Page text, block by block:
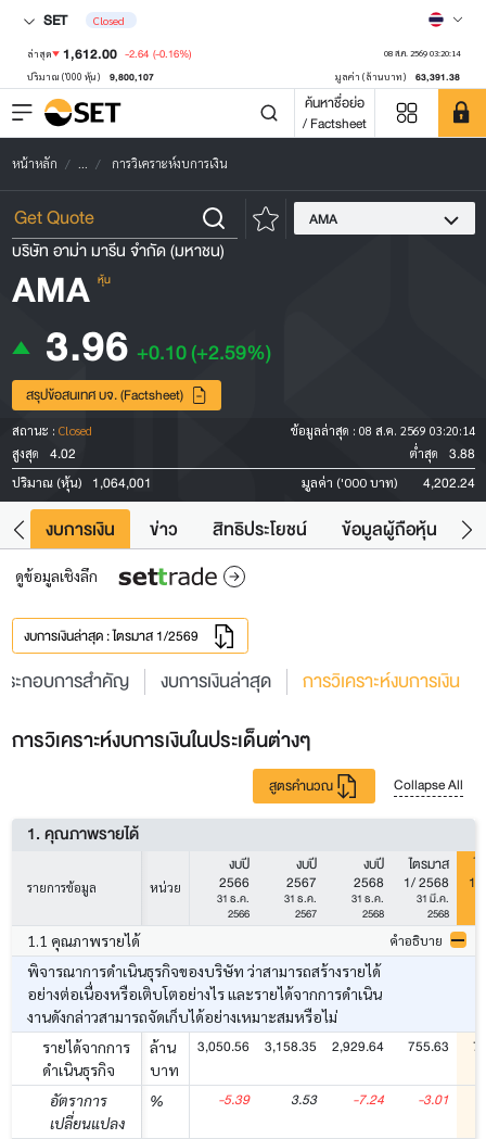
SET Closed
ล่าสุด 1,612.00 -2.64 (-0.16%) 08 ส.ค. 2569 03:20:14
ปริมาณ ('000 หุ้น) 9,800,107 มูลค่า (ล้านบาท) 63,391.38
ค้นหาชื่อย่อ
/ Factsheet
หน้าหลัก ... การวิเคราะห์งบการเงิน
AMA
บริษัท อาม่า มารีน จำกัด (มหาชน)
AMA หุ้น
3.96 +0.10(+2.59%)
สรุปข้อสนเทศ บจ. (Factsheet)
สถานะ : Closed ข้อมูลล่าสุด : 08 ส.ค. 2569 03:20:14
สูงสุด
4.02 ต่ำสุด 3.88
ปริมาณ (หุ้น) 1,064,001 มูลค่า ('000 บาท) 4,202.24
งบการเงิน ข่าว สิทธิประโยชน์ ข้อมูลผู้ถือหุ้น
ดูข้อมูลเชิงลึก
งบการเงินล่าสุด : ไตรมาส 1/2569
ะกอบการสำคัญ งบการเงินล่าสุด การวิเคราะห์งบการเงิน
การวิเคราะห์งบการเงินในประเด็นต่างๆ
สูตรคำนวณ Collapse All
1. คุณภาพรายได้
รายการข้อมูล หน่วย
งบปี
2566
31 ธ.ค.
2566
งบปี
2567
31 ธ.ค.
2567
งบปี
2568
31 ธ.ค.
2568
ไตรมาส
1/ 2568
31 มี.ค.
2568
ไ
1/
1.1 คุณภาพรายได้ คำอธิบาย
พิจารณาการดำเนินธุรกิจของบริษัท ว่าสามารถสร้างรายได้
อย่างต่อเนื่องหรือเติบโตอย่างไร และรายได้จากการดำเนิน
งานดังกล่าวสามารถจัดเก็บได้อย่างเหมาะสมหรือไม่
รายได้จากการ
ดำเนินธุรกิจ
ล้าน
บาท
3,050.56 3,158.35 2,929.64 755.63
อัตราการ
เปลี่ยนแปลง
% -5.39 3.53 -7.24 -3.01